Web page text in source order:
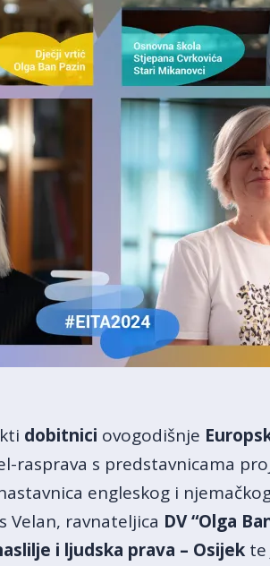
dobitnici ovogodišnje
rasprava s predstavnicama
engleskog i
Velan, ravnateljica DV “Olga
i ljudska prava – Osijek te